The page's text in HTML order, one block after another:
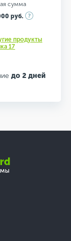
сумма
руб.
продукты
17
до 2 дней